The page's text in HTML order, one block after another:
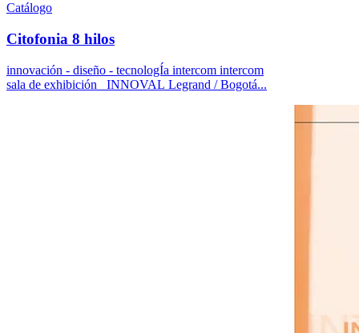
Catálogo
Citofonia 8 hilos
innovación - diseño - tecnologÍa intercom intercom
sala de exhibición INNOVAL Legrand / Bogotá...